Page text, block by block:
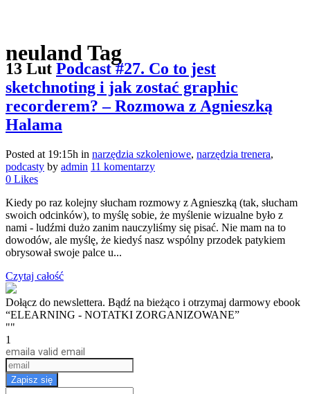
neuland Tag
13 Lut Podcast #27. Co to jest
sketchnoting i jak zostać graphic
recorderem? – Rozmowa z Agnieszką
Halama
Posted at 19:15h in narzędzia szkoleniowe, narzędzia trenera,
podcasty by admin 11 komentarzy
0 Likes
Kiedy po raz kolejny słucham rozmowy z Agnieszką (tak, słucham
swoich odcinków), to myślę sobie, że myślenie wizualne było z
nami - ludźmi dużo zanim nauczyliśmy się pisać. Nie mam na to
dowodów, ale myślę, że kiedyś nasz wspólny przodek patykiem
obrysował swoje palce u...
Czytaj całość
Dołącz do newslettera. Bądź na bieżąco i otrzymaj darmowy ebook
“ELEARNING - NOTATKI ZORGANIZOWANE”
""
1
email a valid email
Zapisz się